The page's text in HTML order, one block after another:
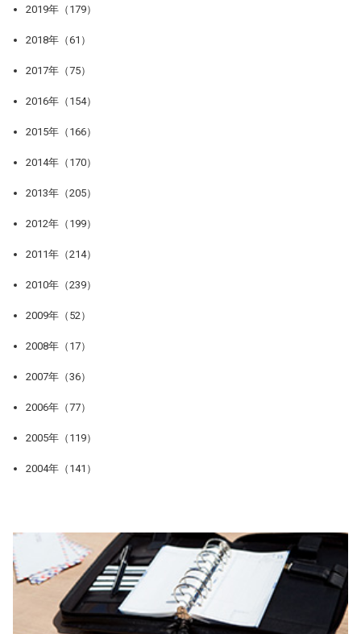
2019年（179）
2018年（61）
2017年（75）
2016年（154）
2015年（166）
2014年（170）
2013年（205）
2012年（199）
2011年（214）
2010年（239）
2009年（52）
2008年（17）
2007年（36）
2006年（77）
2005年（119）
2004年（141）